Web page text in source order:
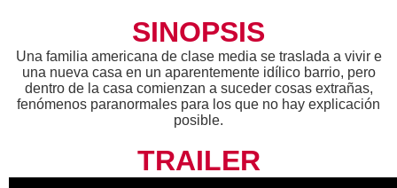
SINOPSIS
Una familia americana de clase media se traslada a vivir e
una nueva casa en un aparentemente idílico barrio, pero
dentro de la casa comienzan a suceder cosas extrañas,
fenómenos paranormales para los que no hay explicación
posible.
TRAILER